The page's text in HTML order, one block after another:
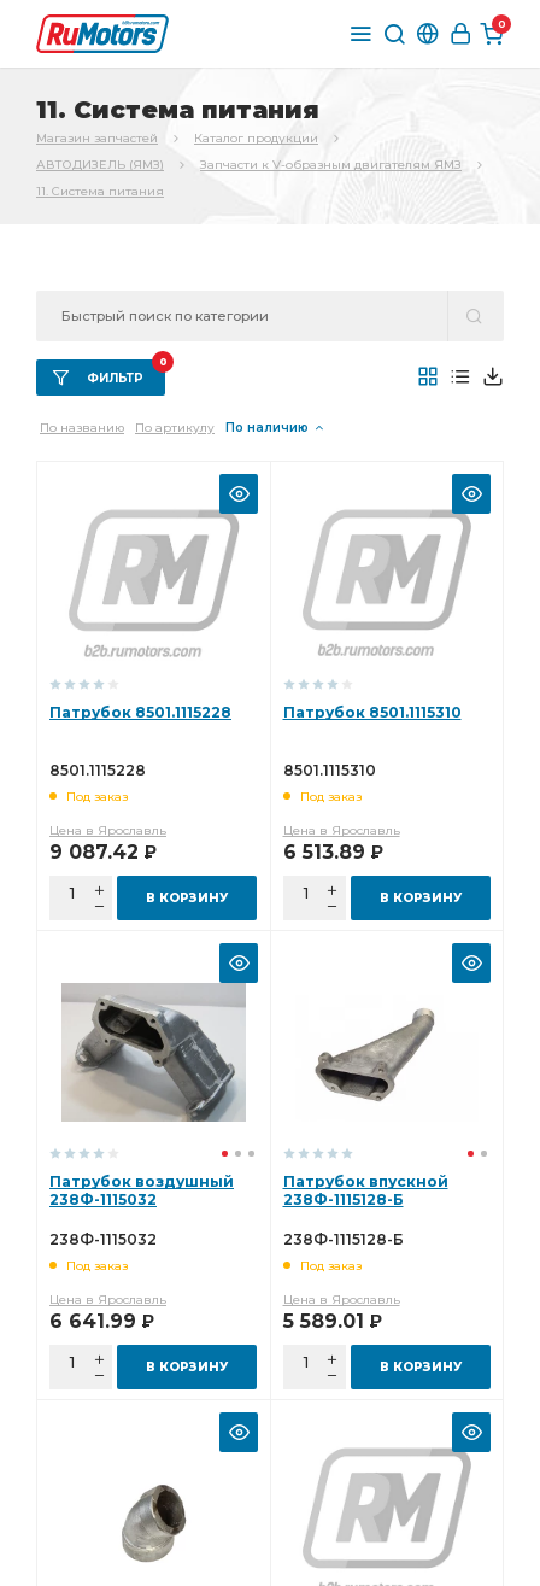
0
11. Система питания
Магазин запчастей
Каталог продукции
АВТОДИЗЕЛЬ (ЯМЗ)
Запчасти к V-образным двигателям ЯМЗ
11. Система питания
ФИЛЬТР
0
По названию По артикулу По наличию
Патрубок 8501.1115228
8501.1115228
Под заказ
Цена в Ярославль
9 087.42 Р
В КОРЗИНУ
Патрубок 8501.1115310
8501.1115310
Под заказ
Цена в Ярославль
6 513.89 Р
В КОРЗИНУ
Патрубок воздушный
238Ф-1115032
238Ф-1115032
Под заказ
Цена в Ярославль
6 641.99 Р
В КОРЗИНУ
Патрубок впускной
238Ф-1115128-Б
238Ф-1115128-Б
Под заказ
Цена в Ярославль
5 589.01 Р
В КОРЗИНУ